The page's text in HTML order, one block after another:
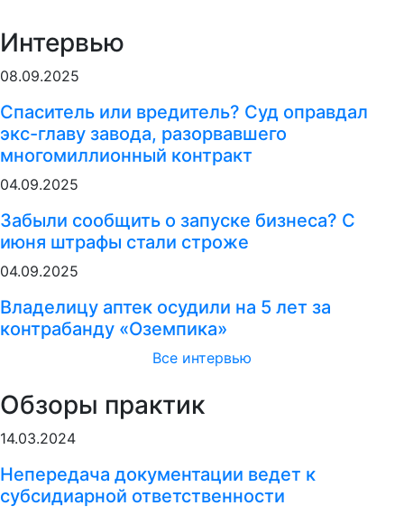
Интервью
08.09.2025
Спаситель или вредитель? Суд оправдал
экс-главу завода, разорвавшего
многомиллионный контракт
04.09.2025
Забыли сообщить о запуске бизнеса? С
июня штрафы стали строже
04.09.2025
Владелицу аптек осудили на 5 лет за
контрабанду «Оземпика»
Все интервью
Обзоры практик
14.03.2024
Непередача документации ведет к
субсидиарной ответственности